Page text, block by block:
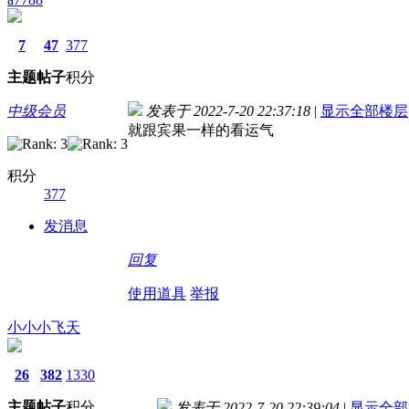
7
主题
47
帖子
377
积分
中级会员
积分
377
发消息
发表于 2022-7-20 22:37:18 | 显示全部楼层
就跟宾果一样的看运气
回复
使用道具 举报
小小小飞天
26 382 1330